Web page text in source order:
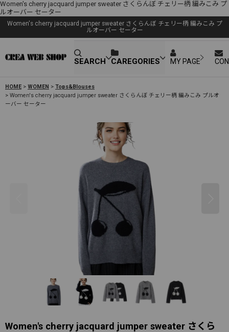
Women's cherry jacquard jumper sweater さくらんぼ チェリー柄 編みこみ プ
ルオーバー セーター
Women's cherry jacquard jumper sweater さくらんぼ チェリー柄 編みこみ プ
ルオーバー セーター
SEARCH CAREGORIES MY PAGE
HOME > WOMEN > Tops&Blouses
> Women's cherry jacquard jumper sweater さくらんぼ チェリー柄 編みこみ プルオ
ーバー セーター
Women's cherry jacquard jumper sweater さくら